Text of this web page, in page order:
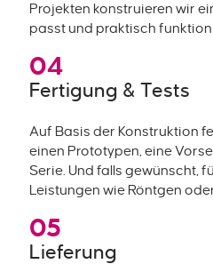
Projekten konstruieren wir
passt und praktisch
04
Fertigung & Tests
Auf Basis der Konstruktion
einen Prototypen, eine
Serie. Und falls gewünscht,
Leistungen wie Röntgen
05
Lieferung